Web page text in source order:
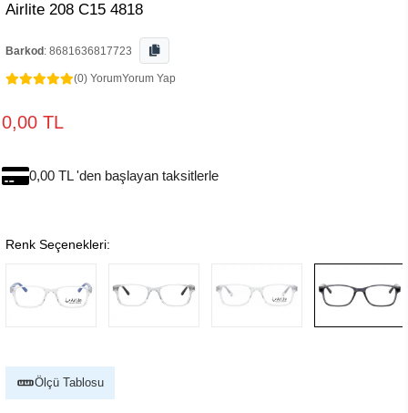
Airlite 208 C15 4818
Barkod : 8681636817723
(0) YorumYorum Yap
0,00 TL
0,00 TL 'den başlayan taksitlerle
Renk Seçenekleri:
Ölçü Tablosu